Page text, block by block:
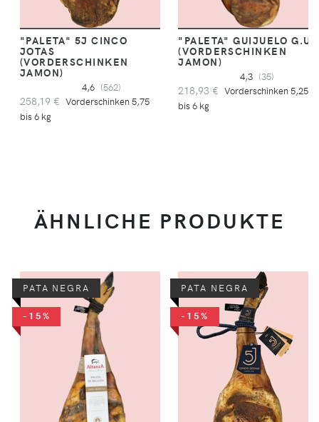
"PALETA" 5J CINCO
JOTAS
(VORDERSCHINKEN
JAMON)
4,6 (562)
258,19 € Vorderschinken 5,75
bis 6 kg
"PALETA" GUIJUELO G.U.
(VORDERSCHINKEN
JAMON)
4,3 (35)
218,93 € Vorderschinken 5,25
bis 6 kg
ÄHNLICHE PRODUKTE
PATA NEGRA
-15%
PATA NEGRA
-15%